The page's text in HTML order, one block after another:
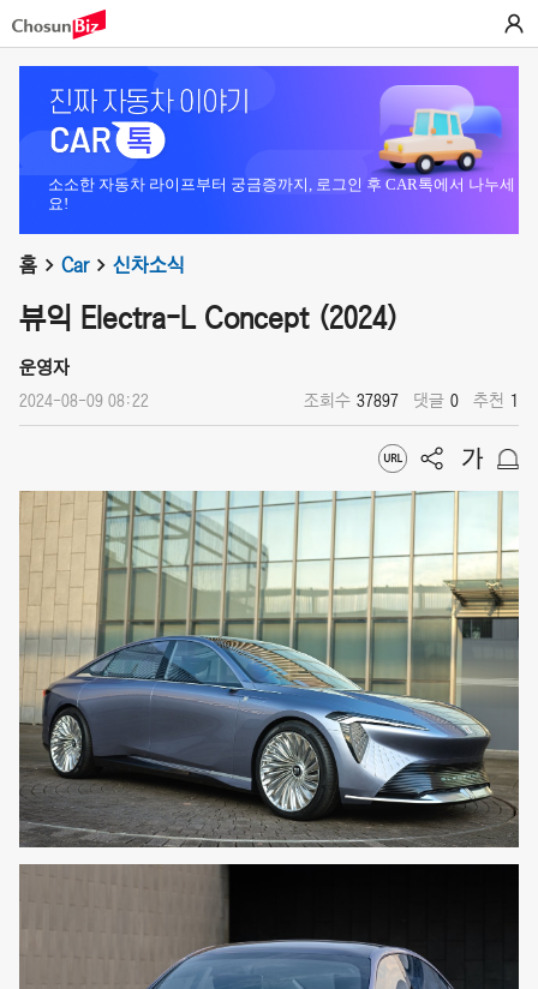
소소한 자동차 라이프부터 궁금증까지, 로그인 후 CAR톡에서 나누세
요!
홈 Car 신차소식
뷰익 Electra-L Concept (2024)
운영자
2024-08-09 08:22 조회수 37897 댓글 0 추천 1